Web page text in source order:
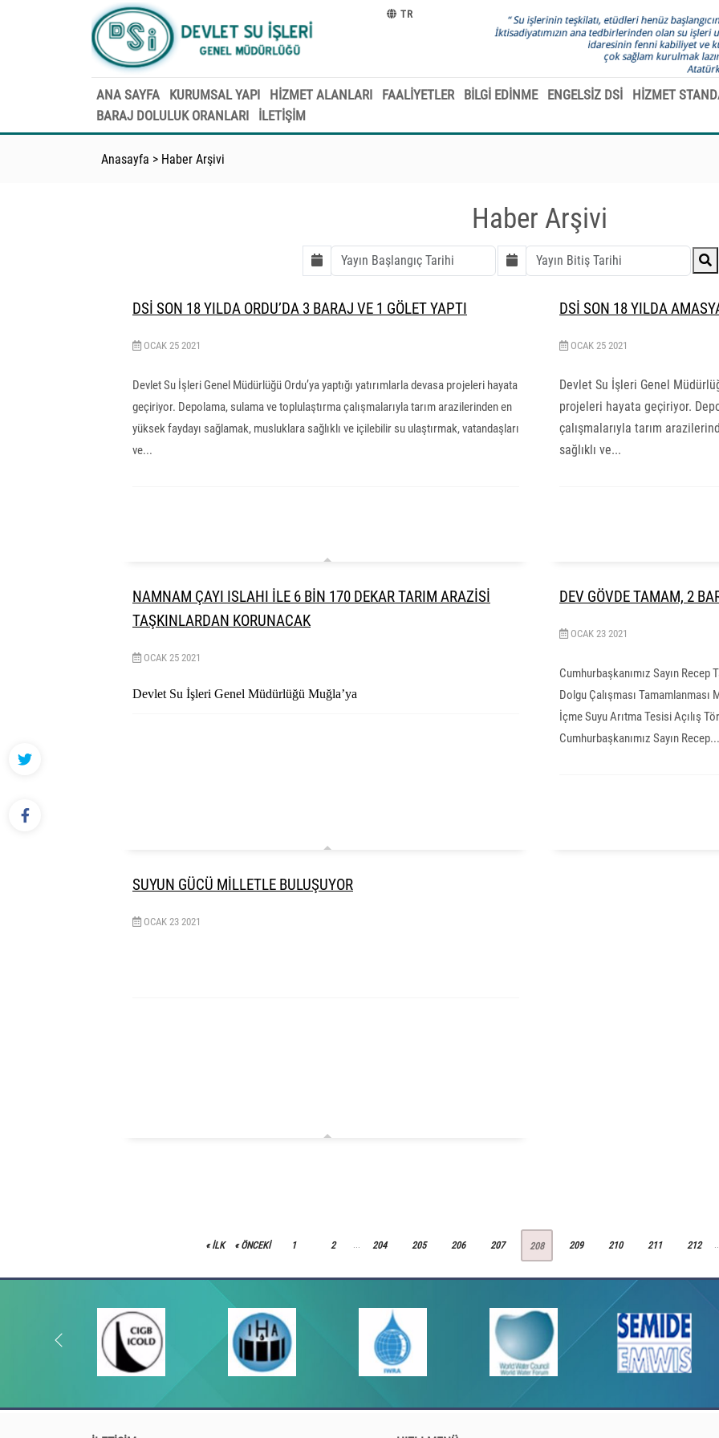
TR
ANA SAYFA KURUMSAL YAPI HİZMET ALANLARI FAALİYETLER BİLGİ EDİNME ENGELSİZ DSİ
HİZMET
BARAJ DOLULUK ORANLARI
İLETİŞİM
Anasayfa > Haber Arşivi
Haber Arşivi
DSİ SON 18 YILDA ORDU’DA 3 BARAJ VE 1 GÖLET YAPTI
OCAK 25 2021
Devlet Su İşleri Genel Müdürlüğü Ordu’ya yaptığı yatırımlarla devasa projeleri hayata
geçiriyor. Depolama, sulama ve toplulaştırma çalışmalarıyla tarım arazilerinden en
yüksek faydayı sağlamak, musluklara sağlıklı ve içilebilir su ulaştırmak, vatandaşları
ve...
DSİ SON 18 YILDA
OCAK 25 2021
Devlet Su İşleri Genel
projeleri hayata geçiriyor.
çalışmalarıyla tarım
sağlıklı ve...
NAMNAM ÇAYI ISLAHI İLE 6 BİN 170 DEKAR TARIM ARAZİSİ
TAŞKINLARDAN KORUNACAK
OCAK 25 2021
Devlet Su İşleri Genel Müdürlüğü Muğla’ya
DEV GÖVDE TAMAM, 2
OCAK 23 2021
Cumhurbaşkanımız Sayın Recep
Dolgu Çalışması Tamamlanması
İçme Suyu Arıtma Tesisi Açılış
Cumhurbaşkanımız Sayın Recep...
SUYUN GÜCÜ MİLLETLE BULUŞUYOR
OCAK 23 2021
« ILK « ÖNCEKI 1 2 204 205 206 207 208 209 210 211 212